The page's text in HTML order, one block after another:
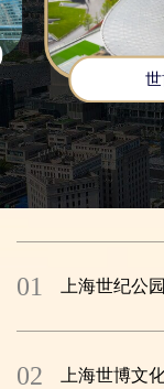
建设、浦东新区综
家战略任务总体落地
广。完成全国首例
自贸试验区及临港
电信业务扩大对外开
心。建设“丝路电商”
出口海外仓货物离
动区封闭运行。累计
强化“五个中心”核心
赛道产业集聚区建
能力不断提升，完
务。航运中心枢纽
新服务国家级标准
01 上海世纪公园
02 上海世博文